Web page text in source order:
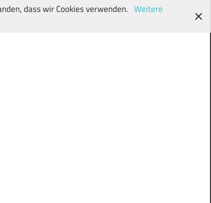
dass wir Cookies verwenden. Weitere